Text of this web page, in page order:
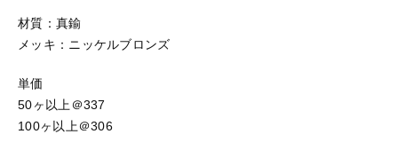
材質：真鍮
メッキ：ニッケルブロンズ
単価
50ヶ以上＠337
100ヶ以上＠306
【留め金具】 丸カン・小判カン
【留め金具】 指輪
【留め金具】 イヤリング
【留め金具】 クリップ・差込
【留め金具】 丸カン・小判カン